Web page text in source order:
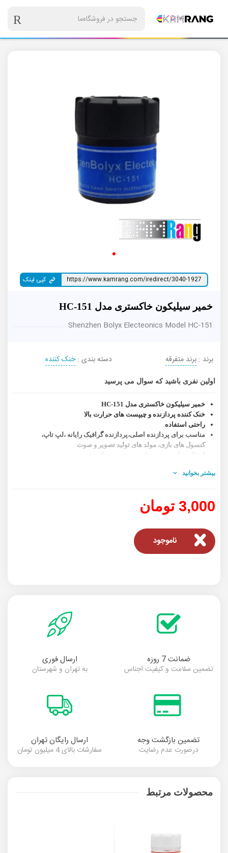
کپی لینک
خمیر سیلیکون خاکستری مدل HC-151
Shenzhen Bolyx Electeonics Model HC-151
برند : برند متفرقه دسته بندی : خنک کننده
اولین نفری باشید که سوال می پرسید
خمیر سیلیکون خاکستری مدل HC-151
خنک کننده پردازنده و چیپست های حرارت بالا
راحتی استفاده
مناسب برای پردازنده اصلی،پردازنده گرافیک رایانه ،لپ تاپ،
کنسول های بازی، مولد های تولید تصویر و صوت
انتقال حرارت بین پردازنده و هیت سینک و فن
وزن : 20 گرم
بیشتر بخوانید
3,000 تومان
ناموجود
ضمانت 7 روزه
تضمین سلامت و کیفیت اجناس
ارسال فوری
به تهران و شهرستان
تضمین بازگشت وجه
درصورت عدم رضایت
ارسال رایگان تهران
سفارشات بالای 4 میلیون تومان
محصولات مرتبط